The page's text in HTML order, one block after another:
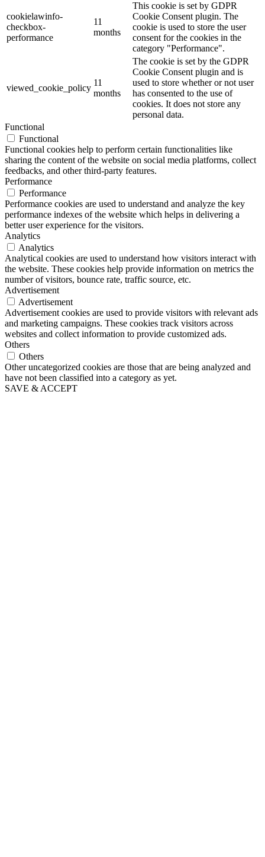
cookielawinfo-
checkbox-
performance
11
months
This cookie is set by GDPR
Cookie Consent plugin. The
cookie is used to store the user
consent for the cookies in the
category "Performance".
viewed_cookie_policy
11
months
The cookie is set by the GDPR
Cookie Consent plugin and is
used to store whether or not user
has consented to the use of
cookies. It does not store any
personal data.
Functional
Functional
Functional cookies help to perform certain functionalities like
sharing the content of the website on social media platforms, collect
feedbacks, and other third-party features.
Performance
Performance
Performance cookies are used to understand and analyze the key
performance indexes of the website which helps in delivering a
better user experience for the visitors.
Analytics
Analytics
Analytical cookies are used to understand how visitors interact with
the website. These cookies help provide information on metrics the
number of visitors, bounce rate, traffic source, etc.
Advertisement
Advertisement
Advertisement cookies are used to provide visitors with relevant ads
and marketing campaigns. These cookies track visitors across
websites and collect information to provide customized ads.
Others
Others
Other uncategorized cookies are those that are being analyzed and
have not been classified into a category as yet.
SAVE & ACCEPT